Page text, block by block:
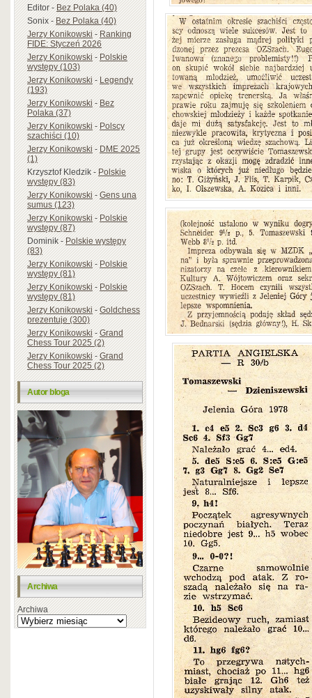
Editor-Bez Polaka (40)
Sonix-Bez Polaka (40)
Jerzy Konikowski-Ranking
FIDE: Styczeń 2026
Jerzy Konikowski-Polskie
występy (103)
Jerzy Konikowski-Legendy
(193)
Jerzy Konikowski-Bez
Polaka (37)
Jerzy Konikowski-Polscy
szachiści (10)
Jerzy Konikowski-DME 2025
(1)
Krzysztof Kledzik-Polskie
występy (83)
Jerzy Konikowski-Gens una
sumus (123)
Jerzy Konikowski-Polskie
występy (87)
Dominik-Polskie występy
(83)
Jerzy Konikowski-Polskie
występy (81)
Jerzy Konikowski-Polskie
występy (81)
Jerzy Konikowski-Goldchess
prezentuje (300)
Jerzy Konikowski-Grand
Chess Tour 2025 (2)
Jerzy Konikowski-Grand
Chess Tour 2025 (2)
Autor bloga
Archiwa
Archiwa